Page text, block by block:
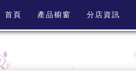
首頁 產品櫥窗 分店資訊